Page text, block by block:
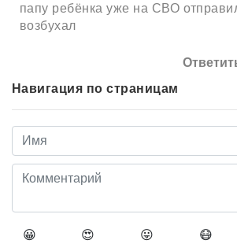
папу ребёнка уже на СВО
возбухал
Навигация по страницам
😀 😍 😛 😷